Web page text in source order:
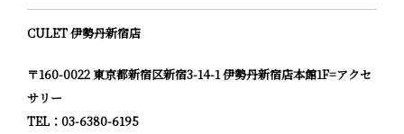
CULET 伊勢丹新宿店
〒160-0022 東京都新宿区新宿3-14-1 伊勢丹新宿店本館1F=アクセ
サリー
TEL：03-6380-6195